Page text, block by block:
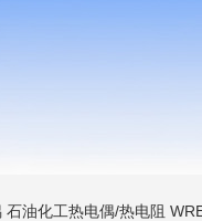
石油化工热电偶/热电阻